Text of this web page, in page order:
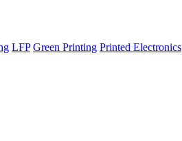
LFP Green Printing Printed Electronics